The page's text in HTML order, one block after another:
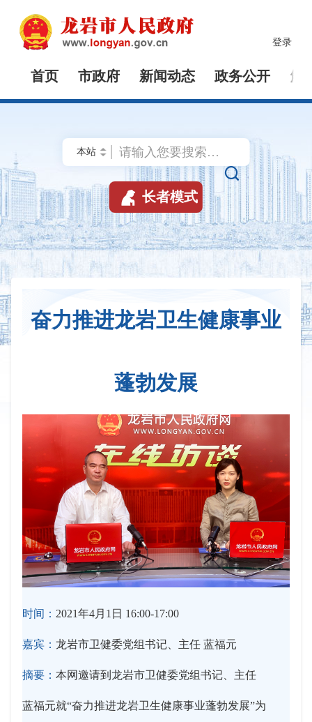
登录
首页 市政府 新闻动态 政务公开 解

 长者模式
奋力推进龙岩卫生健康事业
蓬勃发展
时间： 2021年4月1日 16:00-17:00
嘉宾： 龙岩市卫健委党组书记、主任 蓝福元
摘要： 本网邀请到龙岩市卫健委党组书记、主任
蓝福元就“奋力推进龙岩卫生健康事业蓬勃发展”为